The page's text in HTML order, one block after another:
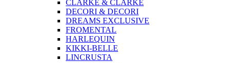
CLARKE & CLARKE
DECORI & DECORI
DREAMS EXCLUSIVE
FROMENTAL
HARLEQUIN
KIKKI-BELLE
LINCRUSTA